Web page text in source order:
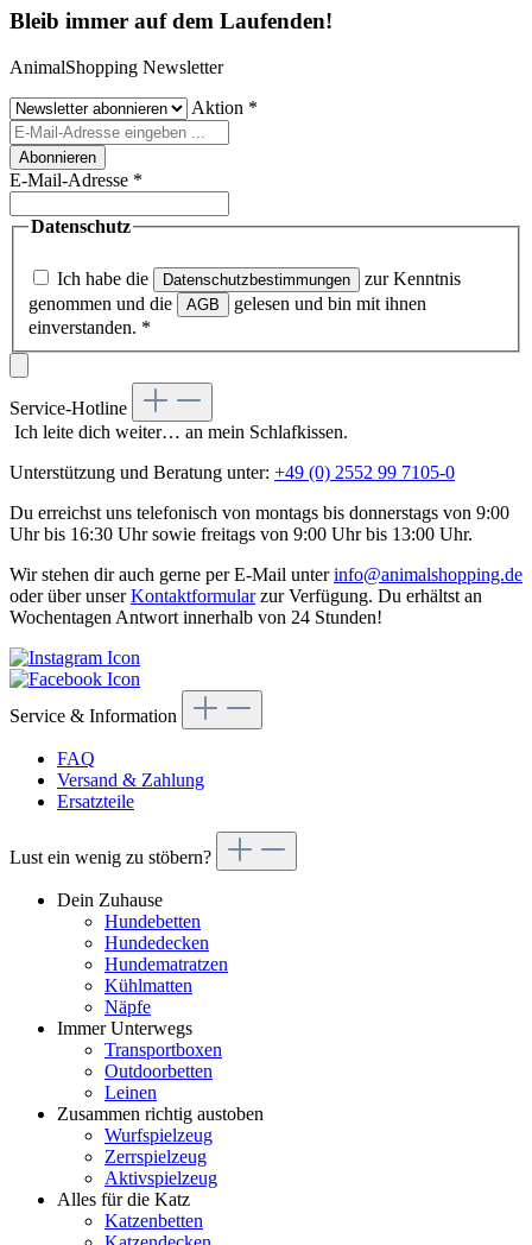
Bleib immer auf dem Laufenden!
AnimalShopping Newsletter
Aktion *
Abonnieren
E-Mail-Adresse *
Datenschutz
Ich habe die Datenschutzbestimmungen
zur Kenntnis
genommen und die
AGB
gelesen und bin mit ihnen
einverstanden. *
Service-Hotline
Ich leite dich weiter… an mein Schlafkissen.
Unterstützung und Beratung unter: +49 (0) 2552 99 7105-0
Du erreichst uns telefonisch von montags bis donnerstags von 9:00
Uhr bis 16:30 Uhr sowie freitags von 9:00 Uhr bis 13:00 Uhr.
Wir stehen dir auch gerne per E-Mail unterinfo@animalshopping.de
oder über unserKontaktformularzur Verfügung. Du erhältst an
Wochentagen Antwort innerhalb von 24 Stunden!
Service & Information
FAQ
Versand & Zahlung
Ersatzteile
Lust ein wenig zu stöbern?
Dein Zuhause
Hundebetten
Hundedecken
Hundematratzen
Kühlmatten
Näpfe
Immer Unterwegs
Transportboxen
Outdoorbetten
Leinen
Zusammen richtig austoben
Wurfspielzeug
Zerrspielzeug
Aktivspielzeug
Alles für die Katz
Katzenbetten